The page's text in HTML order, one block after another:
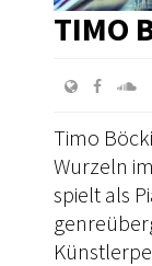
TIMO
Timo
Wurzeln
spielt als